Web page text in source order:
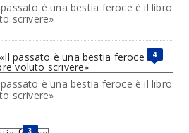
è una bestia feroce è il libro
scrivere»
4
è una bestia feroce è il libro
scrivere»
3